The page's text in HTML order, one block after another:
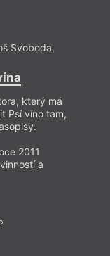
Svoboda,
který má
Psí víno tam,
2011
a